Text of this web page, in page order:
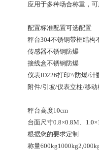
应用于多种场合称重，
配置标准配置可选配置
秤台304不锈钢带框结构
传感器不锈钢防爆
接线盒不锈钢防爆
仪表ID226打印?/防爆/计
附件/引坡/仪表立柱/移动
秤台高度10cm
台面尺寸0.8×0.8M、
根据您的要求定制
称量600kg1000kg